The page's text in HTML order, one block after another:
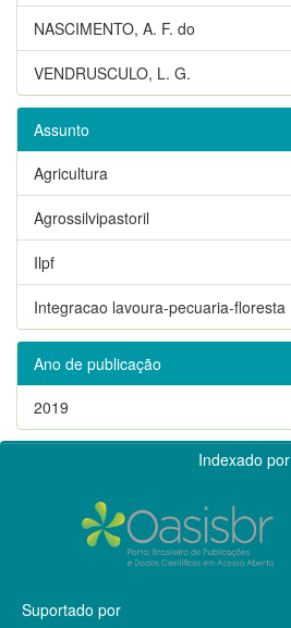
NASCIMENTO, A. F. do
VENDRUSCULO, L. G.
Assunto
Agricultura
Agrossilvipastoril
Ilpf
Integracao lavoura-pecuaria-floresta
Ano de publicação
2019
Indexado por
Suportado por